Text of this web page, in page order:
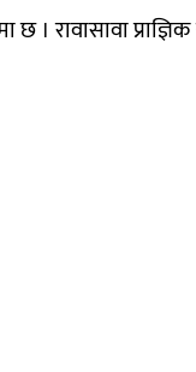
। रावासावा